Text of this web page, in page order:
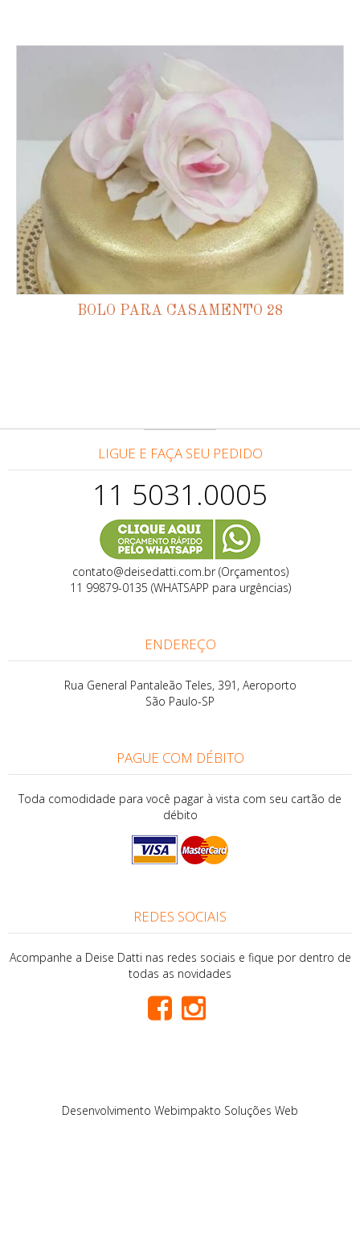
BOLO PARA CASAMENTO 28
LIGUE E FAÇA SEU PEDIDO
11 5031.0005
contato@deisedatti.com.br (Orçamentos)
11 99879-0135 (WHATSAPP para urgências)
ENDEREÇO
Rua General Pantaleão Teles, 391, Aeroporto
São Paulo-SP
PAGUE COM DÉBITO
Toda comodidade para você pagar à vista com seu cartão de
débito
REDES SOCIAIS
Acompanhe a Deise Datti nas redes sociais e fique por dentro de
todas as novidades
Desenvolvimento Webimpakto Soluções Web